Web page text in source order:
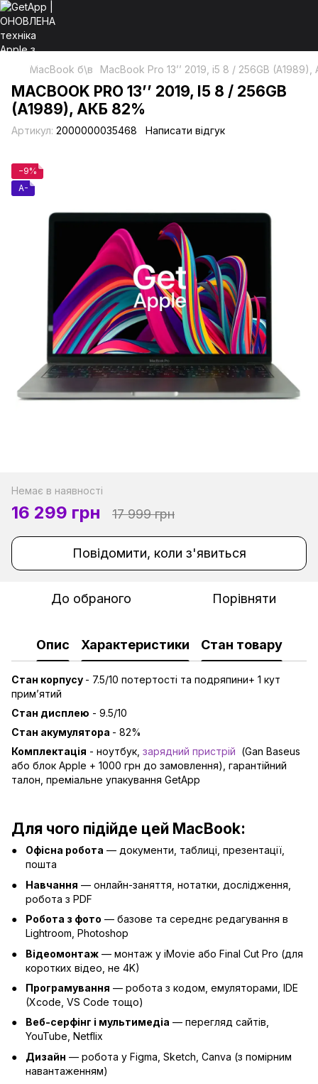
MacBook б\в MacBook Pro 13’’ 2019, i5 8 / 256GB
MACBOOK PRO 13’’ 2019, I5 8 / 256GB
(A1989), АКБ 82%
Артикул: 2000000035468 Написати відгук
−9%
A-
Немає в наявності
16 299 грн 17 999 грн
Повідомити, коли з'явиться
До обраного Порівняти
Опис Характеристики Стан товару
Стан корпусу - 7.5/10 потертості та подряпини+ 1 кут
примʼятий
Стан дисплею - 9.5/10
Стан акумулятора - 82%
Комплектація - ноутбук, зарядний пристрій (Gan Baseus
або блок Apple + 1000 грн до замовлення), гарантійний
талон, преміальне упакування GetApp
Для чого підійде цей MacBook:
Офісна робота — документи, таблиці, презентації,
пошта
Навчання — онлайн-заняття, нотатки, дослідження,
робота з PDF
Робота з фото — базове та середнє редагування в
Lightroom, Photoshop
Відеомонтаж — монтаж у iMovie або Final Cut Pro (для
коротких відео, не 4K)
Програмування — робота з кодом, емуляторами, IDE
(Xcode, VS Code тощо)
Веб-серфінг і мультимедіа — перегляд сайтів,
YouTube, Netflix
Дизайн — робота у Figma, Sketch, Canva (з помірним
навантаженням)